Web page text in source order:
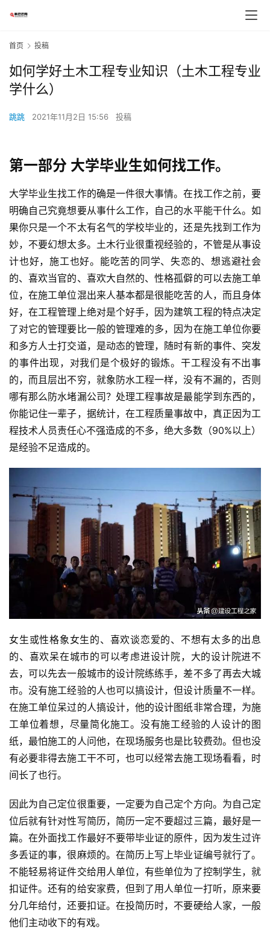
首页 投稿
如何学好土木工程专业知识（土木工程专业
学什么）
跳跳 2021年11月2日 15:56 投稿
第一部分 大学毕业生如何找工作。
大学毕业生找工作的确是一件很大事情。在找工作之前，要
明确自己究竟想要从事什么工作，自己的水平能干什么。如
果你只是一个不太有名气的学校毕业的，还是先找到工作为
妙，不要幻想太多。土木行业很重视经验的，不管是从事设
计也好，施工也好。能吃苦的同学、失恋的、想逃避社会
的、喜欢当官的、喜欢大自然的、性格孤僻的可以去施工单
位，在施工单位混出来人基本都是很能吃苦的人，而且身体
好，在工程管理上绝对是个好手，因为建筑工程的特点决定
了对它的管理要比一般的管理难的多，因为在施工单位你要
和多方人士打交道，是动态的管理，随时有新的事件、突发
的事件出现，对我们是个极好的锻炼。干工程没有不出事
的，而且层出不穷，就象防水工程一样，没有不漏的，否则
哪有那么防水堵漏公司？处理工程事故是最能学到东西的，
你能记住一辈子，据统计，在工程质量事故中，真正因为工
程技术人员责任心不强造成的不多，绝大多数（90%以上）
是经验不足造成的。
女生或性格象女生的、喜欢谈恋爱的、不想有太多的出息
的、喜欢呆在城市的可以考虑进设计院，大的设计院进不
去，可以先去一般城市的设计院练练手，差不多了再去大城
市。没有施工经验的人也可以搞设计，但设计质量不一样。
在施工单位呆过的人搞设计，他的设计图纸非常合理，为施
工单位着想，尽量简化施工。没有施工经验的人设计的图
纸，最怕施工的人问他，在现场服务也是比较费劲。但也没
有必要非得去施工干不可，也可以经常去施工现场看看，时
间长了也行。
因此为自己定位很重要，一定要为自己定个方向。为自己定
位后就有针对性写简历，简历一定不要超过三篇，最好是一
篇。在外面找工作最好不要带毕业证的原件，因为发生过许
多丢证的事，很麻烦的。在简历上写上毕业证编号就行了。
不能轻易将证件交给用人单位，有些单位为了控制学生，就
扣证件。还有的给安家费，但到了用人单位一打听，原来要
分几年给付，还要扣证。在投简历时，不要硬给人家，一般
他们主动收下的有戏。